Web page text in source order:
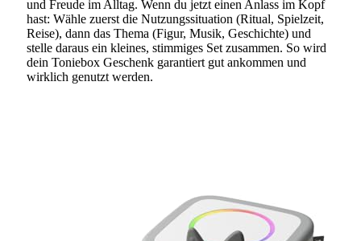
und Freude im Alltag. Wenn du jetzt einen Anlass im Kopf
hast: Wähle zuerst die Nutzungssituation (Ritual, Spielzeit,
Reise), dann das Thema (Figur, Musik, Geschichte) und
stelle daraus ein kleines, stimmiges Set zusammen. So wird
dein Toniebox Geschenk garantiert gut ankommen und
wirklich genutzt werden.